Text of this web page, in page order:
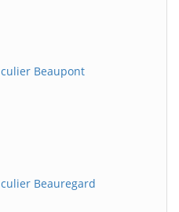
Beaupont
Beauregard